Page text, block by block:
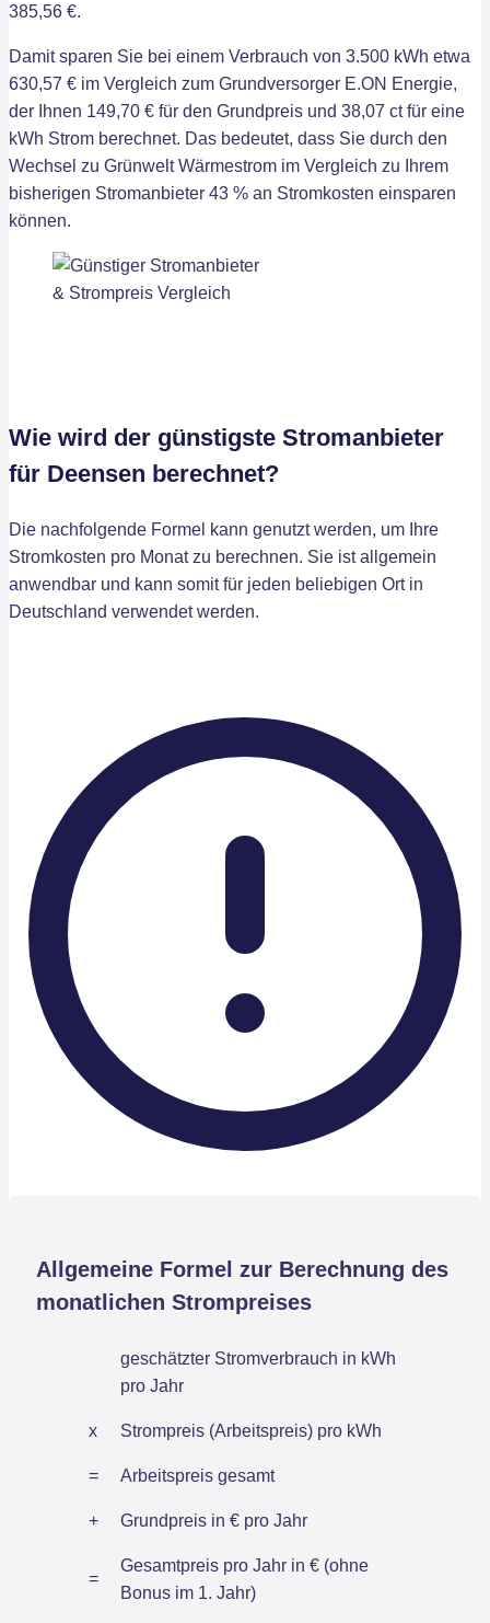
385,56 €.
Damit sparen Sie bei einem Verbrauch von 3.500 kWh etwa
630,57 € im Vergleich zum Grundversorger E.ON Energie,
der Ihnen 149,70 € für den Grundpreis und 38,07 ct für eine
kWh Strom berechnet. Das bedeutet, dass Sie durch den
Wechsel zu Grünwelt Wärmestrom im Vergleich zu Ihrem
bisherigen Stromanbieter 43 % an Stromkosten einsparen
können.
Wie wird der günstigste Stromanbieter
für Deensen berechnet?
Die nachfolgende Formel kann genutzt werden, um Ihre
Stromkosten pro Monat zu berechnen. Sie ist allgemein
anwendbar und kann somit für jeden beliebigen Ort in
Deutschland verwendet werden.
Allgemeine Formel zur Berechnung des
monatlichen Strompreises
geschätzter Stromverbrauch in kWh
pro Jahr
x Strompreis (Arbeitspreis) pro kWh
= Arbeitspreis gesamt
+ Grundpreis in € pro Jahr
=
Gesamtpreis pro Jahr in € (ohne
Bonus im 1. Jahr)